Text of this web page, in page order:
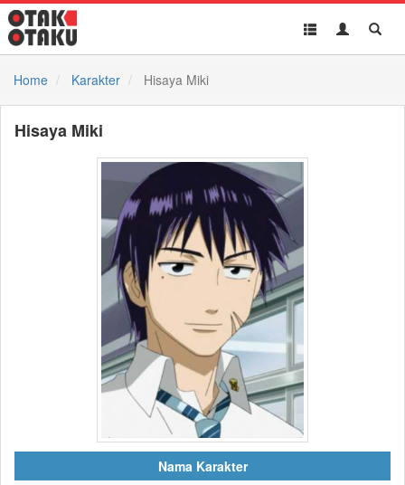
Toggle
Toggle
Home
Karakter Hisaya Miki
Hisaya Miki
Nama Karakter